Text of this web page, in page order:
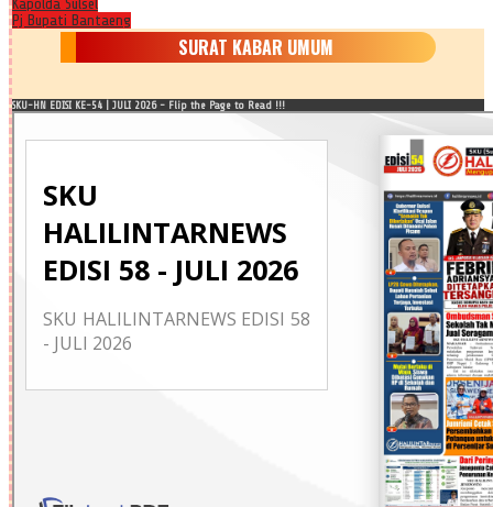
Kapolda Sulsel
Pj Bupati Bantaeng
SURAT KABAR UMUM
SKU-HN EDISI KE-54 | JULI 2026 - Flip the Page to Read !!!